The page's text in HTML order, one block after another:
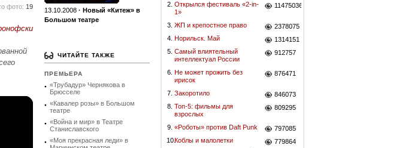
фото: 19 13.10.2008 · Новый «Китеж» в
Большом театре
ЧИТАЙТЕ ТАКЖЕ
ПРЕМЬЕРА
«Трубадур» Чернякова в
Брюсселе
«Кавалер розы» в Большом
театре
«Война и мир» в Театре
Станиславского
«Моя прекрасная леди» в
2. Открылся фестиваль «2-in-
1»
11475036
3. ЖП и крепостное право
2378075
4. Норильск. Май
1314151
5. Самый влиятельный
интеллектуал России
912757
6. Не может прожить без
ирисок
876471
7. Закоротило
846073
8. Топ-5: фильмы для
взрослых
809295
9. «Роботы» против Daft Punk
797085
10.Коблы и малолетки
779864